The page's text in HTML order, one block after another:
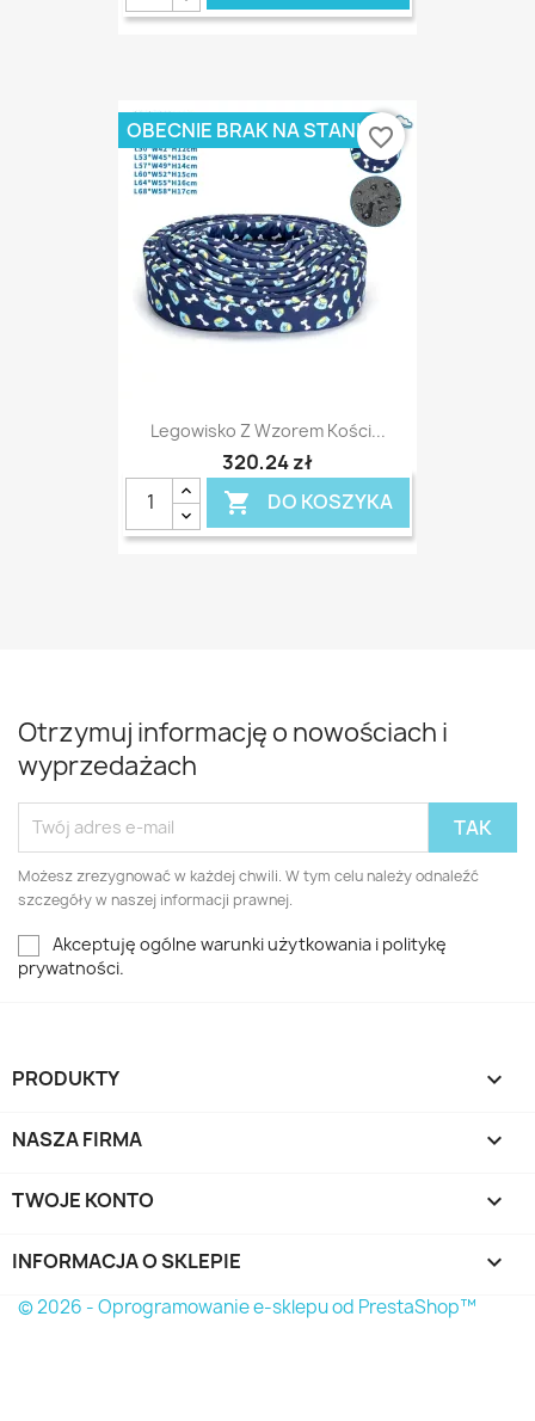
Legowisko Z Wzorem Kości...
320,24 zł
 DO KOSZYKA
OBECNIE BRAK NA STANIEfavorite_border
Otrzymuj informację o nowościach i
wyprzedażach
Możesz zrezygnować w każdej chwili. W tym celu należy odnaleźć
szczegóły w naszej informacji prawnej.
Akceptuję ogólne warunki użytkowania i politykę
prywatności.
PRODUKTY 
NASZA FIRMA 
TWOJE KONTO 
INFORMACJA O SKLEPIE keyboard_arrow_down
© 2026 - Oprogramowanie e-sklepu od PrestaShop™